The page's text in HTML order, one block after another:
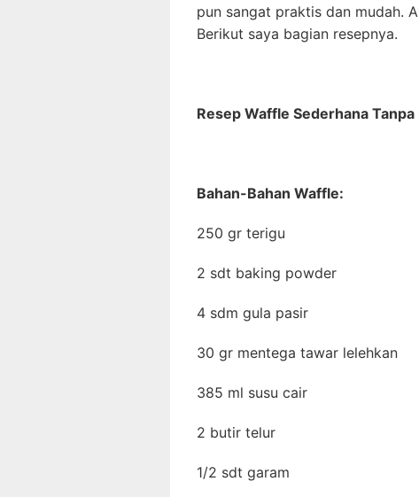
pun sangat praktis dan mudah.
Berikut saya bagian resepnya.
Resep Waffle Sederhana
Bahan-Bahan Waffle:
250 gr terigu
2 sdt baking powder
4 sdm gula pasir
30 gr mentega tawar lelehkan
385 ml susu cair
2 butir telur
1/2 sdt garam